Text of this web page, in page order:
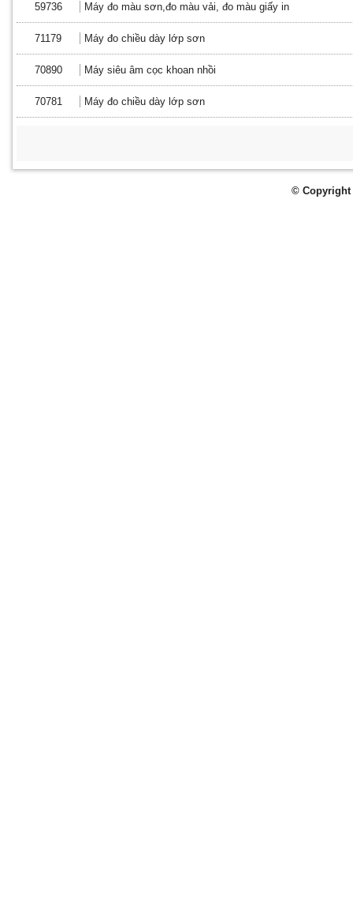
59736 Máy đo màu sơn,đo màu vải, đo màu giấy in
71179 Máy đo chiều dày lớp sơn
70890 Máy siêu âm cọc khoan nhồi
70781 Máy đo chiều dày lớp sơn
© Copyright